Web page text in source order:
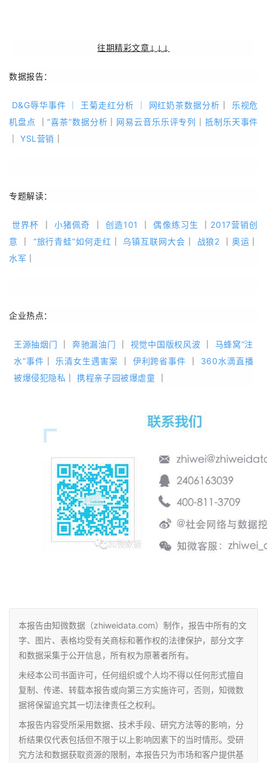
往期精彩文章↓↓↓
数据报告：
D&G辱华事件 王菊走红分析 网红奶茶数据分析
乐视危
机盘点 ｜“喜茶”数据分析 网易云音乐乐评专列 ｜抵制乐天事件
YSL营销
专题解读：
世界杯 小猪佩奇 ｜创造101 ｜偶像练习生
2017营销创
意
“旅行青蛙”如何走红 乌镇互联网大会 战狼2 奥运
水军
企业热点：
王源抽烟门 奔驰漏油门 视觉中国版权风波
马蜂窝“注
水”事件
乐清女生遇害案 伊利跨省事件
360水滴直播
被爆侵犯隐私 ｜携程亲子园被爆虐童
本报告由知微数据（zhiweidata.com）制作，报告中所有的文
字、图片、表格均受有关商标和著作权的法律保护，部分文字
和数据采集于公开信息，所有权为原著者所有。
未经本公司书面许可，任何组织或个人均不得以任何形式擅自
复制、传递、转载本报告或向第三方实施许可，否则，知微数
据将保留追究其一切法律责任之权利。
本报告内容受所采用数据、技术手段、研究方法等的影响，分
析结果仅代表包括但不限于以上影响因素下的当时情形。受研
究方法和数据获取资源的限制，本报告只为市场和客户提供基